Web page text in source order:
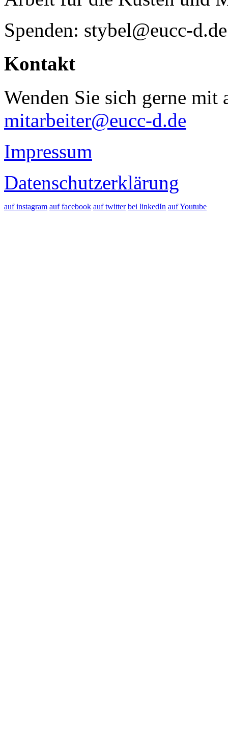
Spenden: stybel@eucc-d.de
Kontakt
Wenden Sie sich gerne mit
mitarbeiter@eucc-d.de
Impressum
Datenschutzerklärung
auf instagram auf facebook auf twitter bei linkedIn auf Youtube